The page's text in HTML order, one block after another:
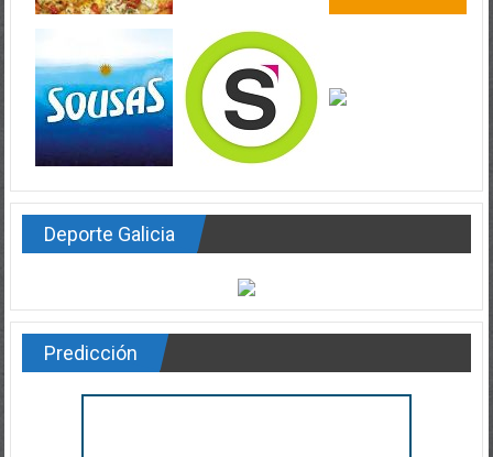
Deporte Galicia
Predicción